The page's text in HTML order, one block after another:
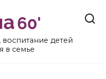
детей
в семье